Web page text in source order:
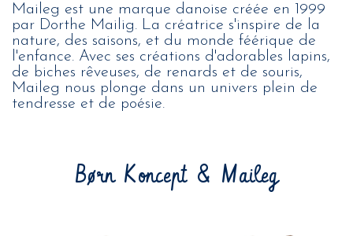
Maileg est une marque danoise créée en 1999
par Dorthe Mailig. La créatrice s'inspire de la
nature, des saisons, et du monde féérique de
l'enfance. Avec ses créations d'adorables lapins,
de biches rêveuses, de renards et de souris,
Maileg nous plonge dans un univers plein de
tendresse et de poésie.
Børn Koncept & Maileg